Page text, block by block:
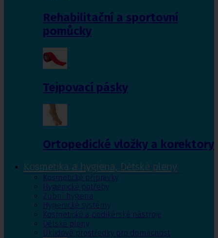
Rehabilitační a sportovní
pomůcky
Tejpovací pásky
Ortopedické vložky a korektory
Kosmetika a hygiena, Dětské pleny
Kosmetické přípravky
Hygienické potřeby
Zubní hygiena
Hygienické systémy
Kosmetické a pedikérské nástroje
Dětské pleny
Úklidové prostředky pro domácnost